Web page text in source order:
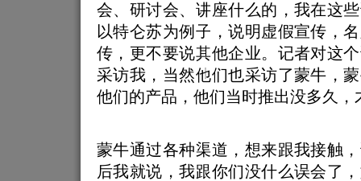
会、研讨会、讲座什么的，我在这
以特仑苏为例子，说明虚假宣传，
传，更不要说其他企业。记者对这
采访我，当然他们也采访了蒙牛，
他们的产品，他们当时推出没多久，
蒙牛通过各种渠道，想来跟我接触
后我就说，我跟你们没什么误会了